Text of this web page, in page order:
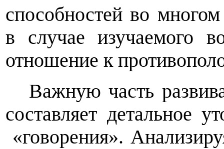
способностей во
в случае изучаемого
отношение к
Важную часть
составляет детальное
«говорения».